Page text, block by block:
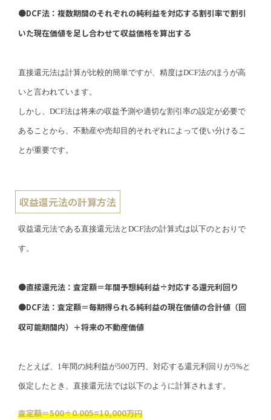
●DCF法：複数期間のそれぞれの純利益を対応する割引率で割引
いた現在価値を足し合わせて収益価格を算出する
直接還元法は計算が比較的簡単ですが、精度はDCF法のほうが高
いと言われています。
しかし、DCF法は将来の収益予測や適切な割引率の設定が必要で
あることから、不動産や売却目的それぞれによって使い分けるこ
とが重要です。
収益還元法の計算方法
収益還元法である直接還元法とDCF法の計算式は以下のとおりで
す。
●直接還元法：査定額＝年間予想純利益÷対応する還元利回り
●DCF法：査定額＝毎期得られる純利益の現在価値の合計値（回
収可能期間内）＋将来の不動産価値
たとえば、1年間の純利益が500万円、対応する還元利回りが5%と
仮定したとき、直接還元法では以下のように計算されます。
査定額＝500÷0.005=10,000万円